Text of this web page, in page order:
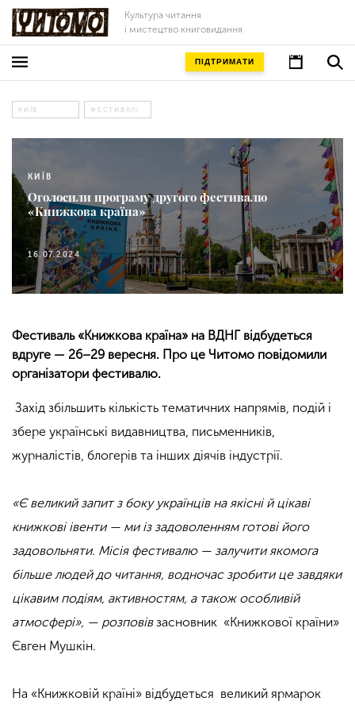
Культура читання
і мистецтво книговидання
ПІДТРИМАТИ
КИЇВ ФЕСТИВАЛІ
КИЇВ
Оголосили програму другого фестивалю
«Книжкова країна»
16.07.2024
Фестиваль «Книжкова країна» на ВДНГ відбудеться
вдруге — 26–29 вересня. Про це Читомо повідомили
організатори фестивалю.
Захід збільшить кількість тематичних напрямів, подій і
збере українські видавництва, письменників,
журналістів, блогерів та інших діячів індустрії.
«Є великий запит з боку українців на якісні й цікаві
книжкові івенти — ми із задоволенням готові його
задовольняти. Місія фестивалю — залучити якомога
більше людей до читання, водночас зробити це завдяки
цікавим подіям, активностям, а також особливій
атмосфері», — розповівзасновник «Книжкової країни»
Євген Мушкін.
На «Книжковій країні» відбудеться великий ярмарок